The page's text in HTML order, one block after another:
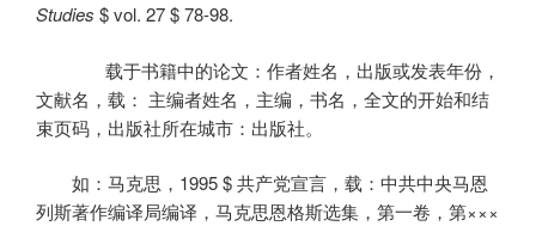
Studies $ vol. 27 $ 78-98.
载于书籍中的论文：作者姓名，出版或发表年份，
文献名，载： 主编者姓名，主编，书名，全文的开始和结
束页码，出版社所在城市：出版社。
如：马克思， 1995 $共产党宣言，载：中共中央马恩
列斯著作编译局编译，马克思恩格斯选集，第一卷，第×××